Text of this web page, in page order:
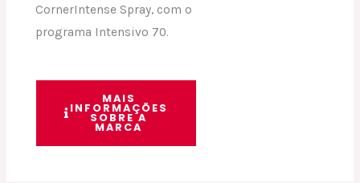
CornerIntense Spray, com o
programa Intensivo 70.
MAIS
INFORMAÇÕES
SOBRE A
MARCA